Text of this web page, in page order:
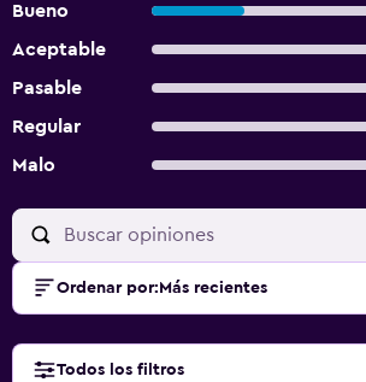
Bueno
Aceptable
Pasable
Regular
Malo
Ordenar por: Más recientes
Todos los filtros